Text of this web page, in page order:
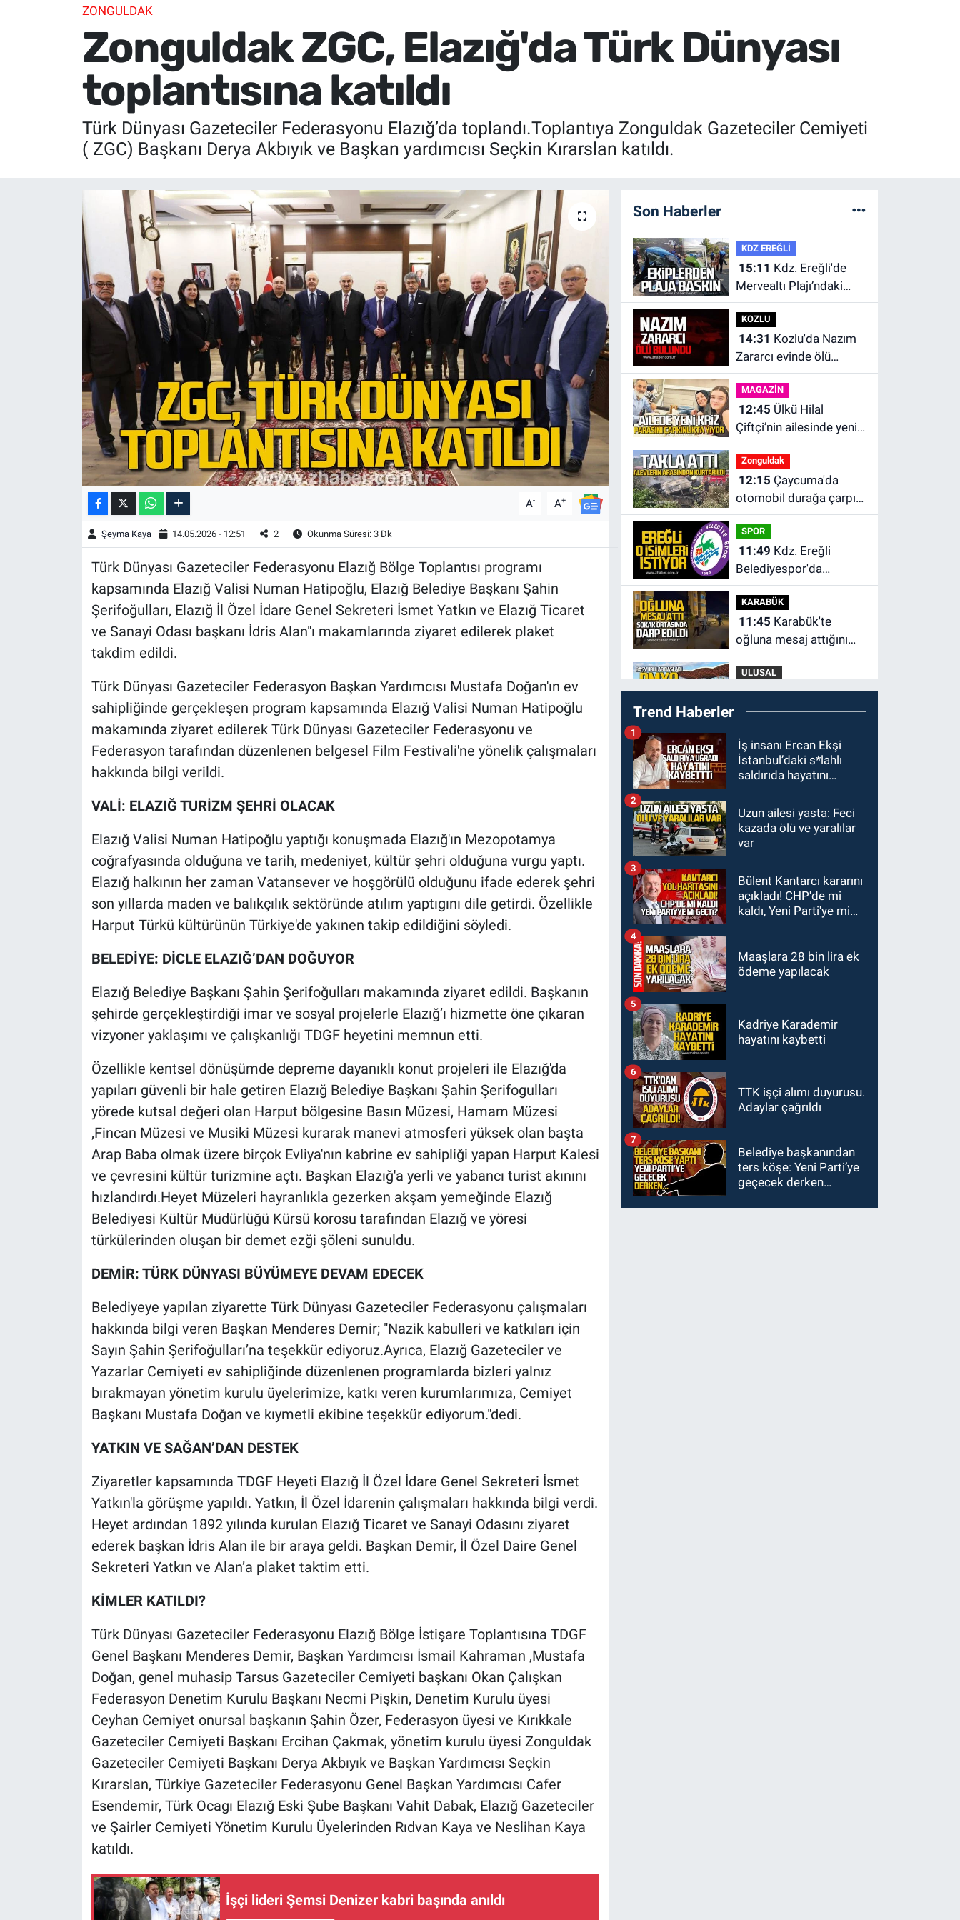
ZONGULDAK
Zonguldak ZGC, Elazığ'da Türk Dünyası
toplantısına katıldı
Türk Dünyası Gazeteciler Federasyonu Elazığ’da toplandı.Toplantıya Zonguldak Gazeteciler Cemiyeti
( ZGC) Başkanı Derya Akbıyık ve Başkan yardımcısı Seçkin Kırarslan katıldı.
A- A+
Şeyma Kaya 14.05.2026 - 12:51 2 Okunma Süresi: 3 Dk
Türk Dünyası Gazeteciler Federasyonu Elazığ Bölge Toplantısı programı
kapsamında Elazığ Valisi Numan Hatipoğlu, Elazığ Belediye Başkanı Şahin
Şerifoğulları, Elazığ İl Özel İdare Genel Sekreteri İsmet Yatkın ve Elazığ Ticaret
ve Sanayi Odası başkanı İdris Alan"ı makamlarında ziyaret edilerek plaket
takdim edildi.
Türk Dünyası Gazeteciler Federasyon Başkan Yardımcısı Mustafa Doğan'ın ev
sahipliğinde gerçekleşen program kapsamında Elazığ Valisi Numan Hatipoğlu
makamında ziyaret edilerek Türk Dünyası Gazeteciler Federasyonu ve
Federasyon tarafından düzenlenen belgesel Film Festivali'ne yönelik çalışmaları
hakkında bilgi verildi.
VALİ: ELAZIĞ TURİZM ŞEHRİ OLACAK
Elazığ Valisi Numan Hatipoğlu yaptığı konuşmada Elazığ'ın Mezopotamya
coğrafyasında olduğuna ve tarih, medeniyet, kültür şehri olduğuna vurgu yaptı.
Elazığ halkının her zaman Vatansever ve hoşgörülü olduğunu ifade ederek şehri
son yıllarda maden ve balıkçılık sektöründe atılım yaptıgını dile getirdi. Özellikle
Harput Türkü kültürünün Türkiye'de yakınen takip edildiğini söyledi.
BELEDİYE: DİCLE ELAZIĞ’DAN DOĞUYOR
Elazığ Belediye Başkanı Şahin Şerifoğulları makamında ziyaret edildi. Başkanın
şehirde gerçekleştirdiği imar ve sosyal projelerle Elazığ’ı hizmette öne çıkaran
vizyoner yaklaşımı ve çalışkanlığı TDGF heyetini memnun etti.
Özellikle kentsel dönüşümde depreme dayanıklı konut projeleri ile Elazığ'da
yapıları güvenli bir hale getiren Elazığ Belediye Başkanı Şahin Şerifogulları
yörede kutsal değeri olan Harput bölgesine Basın Müzesi, Hamam Müzesi
,Fincan Müzesi ve Musiki Müzesi kurarak manevi atmosferi yüksek olan başta
Arap Baba olmak üzere birçok Evliya'nın kabrine ev sahipliği yapan Harput Kalesi
ve çevresini kültür turizmine açtı. Başkan Elazığ'a yerli ve yabancı turist akınını
hızlandırdı.Heyet Müzeleri hayranlıkla gezerken akşam yemeğinde Elazığ
Belediyesi Kültür Müdürlüğü Kürsü korosu tarafından Elazığ ve yöresi
türkülerinden oluşan bir demet ezği şöleni sunuldu.
DEMİR: TÜRK DÜNYASI BÜYÜMEYE DEVAM EDECEK
Belediyeye yapılan ziyarette Türk Dünyası Gazeteciler Federasyonu çalışmaları
hakkında bilgi veren Başkan Menderes Demir; "Nazik kabulleri ve katkıları için
Sayın Şahin Şerifoğulları’na teşekkür ediyoruz.Ayrıca, Elazığ Gazeteciler ve
Yazarlar Cemiyeti ev sahipliğinde düzenlenen programlarda bizleri yalnız
bırakmayan yönetim kurulu üyelerimize, katkı veren kurumlarımıza, Cemiyet
Başkanı Mustafa Doğan ve kıymetli ekibine teşekkür ediyorum."dedi.
YATKIN VE SAĞAN’DAN DESTEK
Ziyaretler kapsamında TDGF Heyeti Elazığ İl Özel İdare Genel Sekreteri İsmet
Yatkın'la görüşme yapıldı. Yatkın, İl Özel İdarenin çalışmaları hakkında bilgi verdi.
Heyet ardından 1892 yılında kurulan Elazığ Ticaret ve Sanayi Odasını ziyaret
ederek başkan İdris Alan ile bir araya geldi. Başkan Demir, İl Özel Daire Genel
Sekreteri Yatkın ve Alan’a plaket taktim etti.
KİMLER KATILDI?
Türk Dünyası Gazeteciler Federasyonu Elazığ Bölge İstişare Toplantısına TDGF
Genel Başkanı Menderes Demir, Başkan Yardımcısı İsmail Kahraman ,Mustafa
Doğan, genel muhasip Tarsus Gazeteciler Cemiyeti başkanı Okan Çalışkan
Federasyon Denetim Kurulu Başkanı Necmi Pişkin, Denetim Kurulu üyesi
Ceyhan Cemiyet onursal başkanın Şahin Özer, Federasyon üyesi ve Kırıkkale
Gazeteciler Cemiyeti Başkanı Ercihan Çakmak, yönetim kurulu üyesi Zonguldak
Gazeteciler Cemiyeti Başkanı Derya Akbıyık ve Başkan Yardımcısı Seçkin
Kırarslan, Türkiye Gazeteciler Federasyonu Genel Başkan Yardımcısı Cafer
Esendemir, Türk Ocagı Elazığ Eski Şube Başkanı Vahit Dabak, Elazığ Gazeteciler
ve Şairler Cemiyeti Yönetim Kurulu Üyelerinden Rıdvan Kaya ve Neslihan Kaya
katıldı.
İşçi lideri Şemsi Denizer kabri başında anıldı
Son Haberler
KDZ EREĞLİ
15:11
Mervealtı Plajı’ndaki
çadır ve baraka işgalleri
kaldırıldı.
KOZLU
14:31
Zararcı evinde ölü
bulundu.
MAGAZİN
12:45
Çiftçi’nin ailesinde yeni
kriz. “Kızımın parasını
çapkınlıkta yiyor”
Zonguldak
12:15
otomobil durağa çarpıp
takla attı. Sürücü
alevlerin arasından
kurtarıldı.
SPOR
11:49
Belediyespor'da
kulübün başına kim
geçecek?
KARABÜK
11:45
oğluna mesaj attığını
iddia ettiği genci darp
etti.
ULUSAL
10:14Polis Akademisi
Başkanlığı 3 bin 250
GÜNDEM
00:22Emirhan Erdem
YENİ Parti İl
yok?
GÜNDEM
22:47 Günün notu!
22:01Gülden Tanyeri
hayatını kaybetti
Trend Haberler
İş insanı Ercan Ekşi
İstanbul’daki s*lahlı
saldırıda hayatını
1
Uzun ailesi yasta: Feci
kazada ölü ve yaralılar
var
2
Bülent Kantarcı kararını
açıkladı! CHP'de mi
kaldı, Yeni Parti'ye mi
3
Maaşlara 28 bin lira ek
ödeme yapılacak
4
Kadriye Karademir
hayatını kaybetti
5
TTK işçi alımı duyurusu.
Adaylar çağrıldı
6
Belediye başkanından
ters köşe: Yeni Parti’ye
geçecek derken…
7